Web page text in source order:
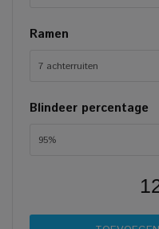
Ramen
7 achterruiten
Blindeer percentage
95%